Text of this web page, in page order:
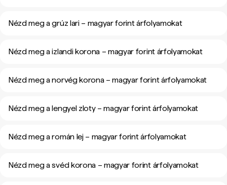
Nézd meg a grúz lari – magyar forint árfolyamokat
Nézd meg a izlandi korona – magyar forint árfolyamokat
Nézd meg a norvég korona – magyar forint árfolyamokat
Nézd meg a lengyel zloty – magyar forint árfolyamokat
Nézd meg a román lej – magyar forint árfolyamokat
Nézd meg a svéd korona – magyar forint árfolyamokat